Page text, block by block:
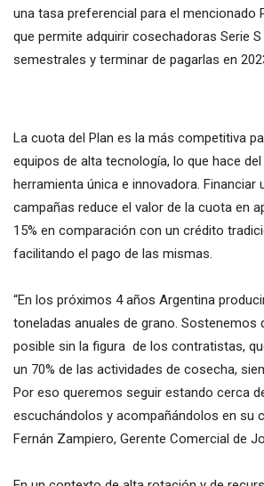
una tasa preferencial para el mencionado
que permite adquirir cosechadoras Serie
semestrales y terminar de pagarlas en
La cuota del Plan es la más competitiva
equipos de alta tecnología, lo que hace
herramienta única e innovadora. Financiar
campañas reduce el valor de la cuota en
15% en comparación con un crédito
facilitando el pago de las mismas.
“En los próximos 4 años Argentina
toneladas anuales de grano. Sostenemos
posible sin la figura de los contratistas,
un 70% de las actividades de cosecha,
Por eso queremos seguir estando cerca
escuchándolos y acompañándolos en su
Fernán Zampiero, Gerente Comercial de